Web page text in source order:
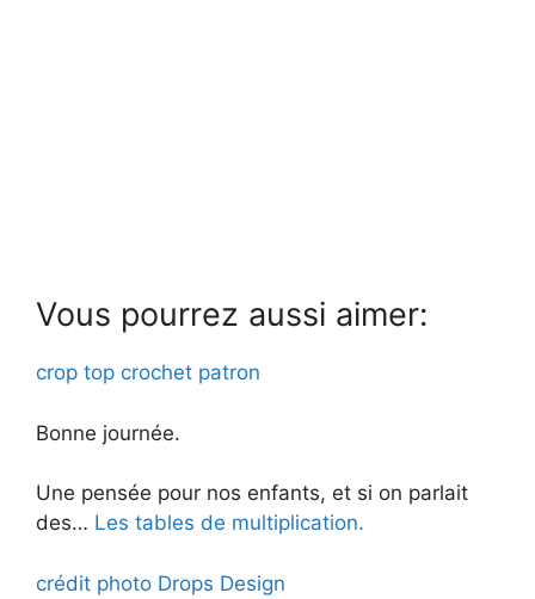
Vous pourrez aussi aimer:
crop top crochet patron
Bonne journée.
Une pensée pour nos enfants, et si on parlait
des… Les tables de multiplication.
crédit photo Drops Design